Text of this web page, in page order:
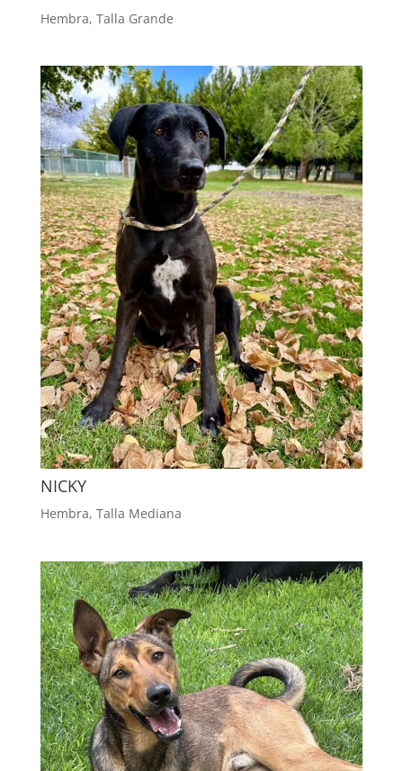
Hembra, Talla Grande
NICKY
Hembra, Talla Mediana